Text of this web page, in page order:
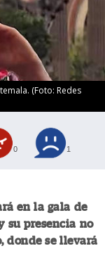
(Foto: Redes
0 1
en la gala de
su presencia no
donde se llevará